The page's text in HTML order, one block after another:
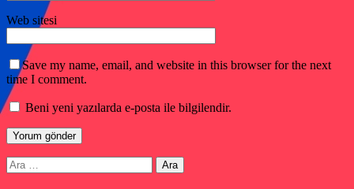
Web sitesi
Save my name, email, and website in this browser for the next
time I comment.
Beni yeni yazılarda e-posta ile bilgilendir.
Arama: